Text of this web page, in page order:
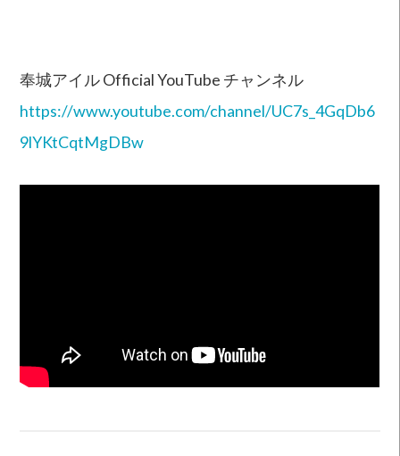
奉城アイル Official YouTube チャンネル
https://www.youtube.com/channel/UC7s_4GqDb6
9lYKtCqtMgDBw